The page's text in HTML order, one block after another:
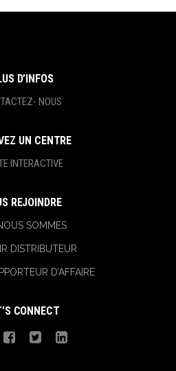
D’INFOS
NOUS
UN CENTRE
INTERACTIVE
REJOINDRE
SOMMES
DISTRIBUTEUR
D’AFFAIRE
CONNECT